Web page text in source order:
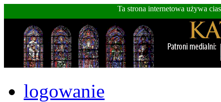
Ta strona internetowa używa
logowanie